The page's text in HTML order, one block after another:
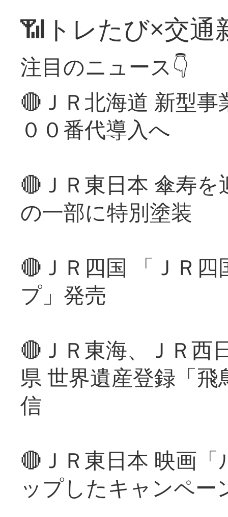
📶トレたび×交通
注目のニュース👇
🔴ＪＲ北海道 新型
００番代導入へ
🔴ＪＲ東日本 傘寿
の一部に特別塗装
🔴ＪＲ四国 「ＪＲ
プ」発売
🔴ＪＲ東海、ＪＲ西
県 世界遺産登録「
信
🔴ＪＲ東日本 映画
ップしたキャンペー